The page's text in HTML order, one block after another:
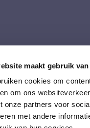
maakt gebruik
cookies om
om ons
onze partners voor
met andere